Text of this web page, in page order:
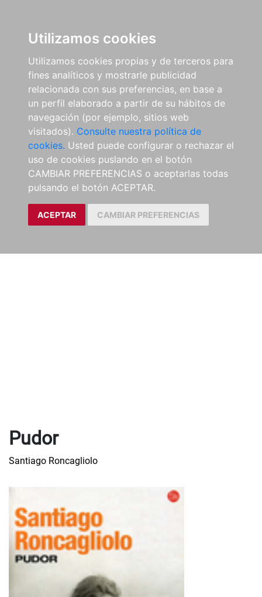
Utilizamos cookies
Utilizamos cookies propias y de terceros para
fines analíticos y mostrarle publicidad
relacionada con sus preferencias, en base a
un perfil elaborado a partir de su hábitos de
navegación (por ejemplo, sitios web
visitados). Consulte nuestra política de
cookies. Usted puede configurar o rechazar el
uso de cookies puslando en el botón
CAMBIAR PREFERENCIAS o aceptarlas todas
pulsando el botón ACEPTAR.
ACEPTAR CAMBIAR PREFERENCIAS
Pudor
Santiago Roncagliolo